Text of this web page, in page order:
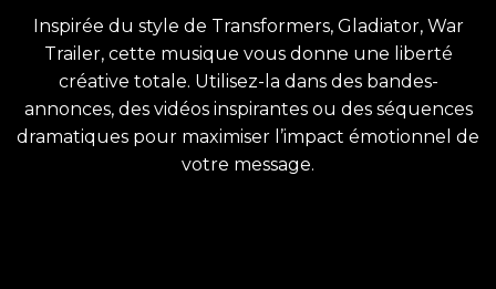
Inspirée du style de Transformers, Gladiator, War
Trailer, cette musique vous donne une liberté
créative totale. Utilisez-la dans des bandes-
annonces, des vidéos inspirantes ou des séquences
dramatiques pour maximiser l’impact émotionnel de
votre message.